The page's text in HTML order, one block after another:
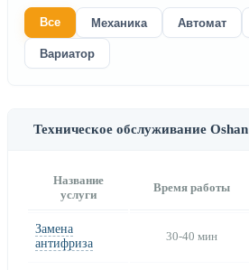
Все Механика Автомат
Вариатор
Техническое обслуживание Oshan
Название
услуги
Время работы
Замена
антифриза
30-40 мин